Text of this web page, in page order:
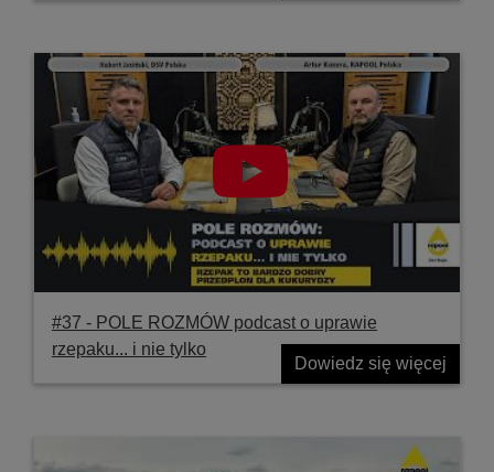
#37 ‐ POLE ROZMÓW podcast o uprawie
rzepaku... i nie tylko
Dowiedz się więcej